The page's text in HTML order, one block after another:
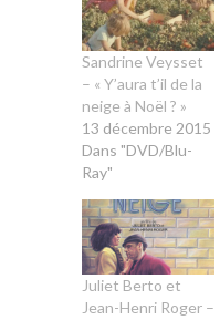
Sandrine Veysset
– « Y’aura t’il de la
neige à Noël ? »
13 décembre 2015
Dans "DVD/Blu-
Ray"
Juliet Berto et
Jean-Henri Roger –